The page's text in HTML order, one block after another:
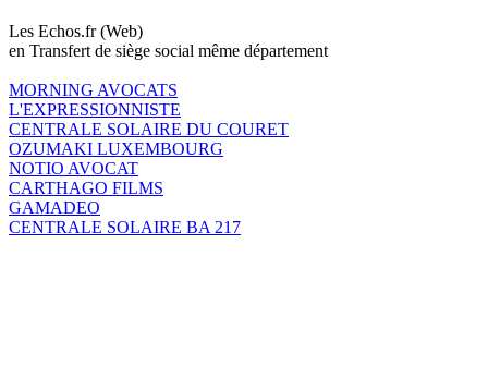
Les Echos.fr (Web)
en Transfert de siège social même département
MORNING AVOCATS
L'EXPRESSIONNISTE
CENTRALE SOLAIRE DU COURET
OZUMAKI LUXEMBOURG
NOTIO AVOCAT
CARTHAGO FILMS
GAMADEO
CENTRALE SOLAIRE BA 217